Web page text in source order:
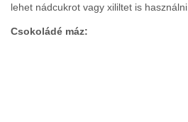
lehet nádcukrot vagy xililtet is használni.
Csokoládé máz: